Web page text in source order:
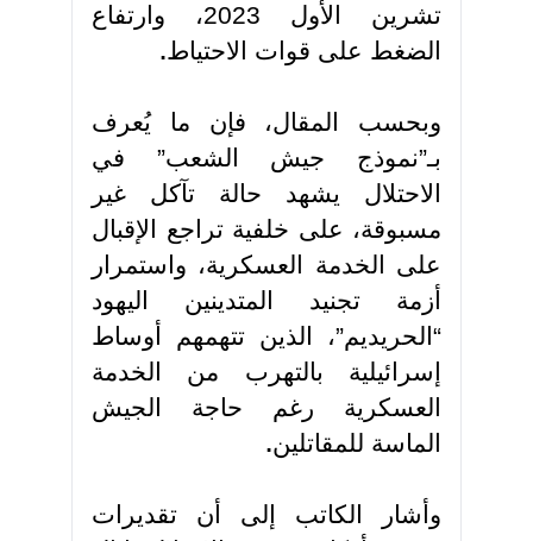
تشرين الأول 2023، وارتفاع
الضغط على قوات الاحتياط.
وبحسب المقال، فإن ما يُعرف
بـ”نموذج جيش الشعب” في
الاحتلال يشهد حالة تآكل غير
مسبوقة، على خلفية تراجع الإقبال
على الخدمة العسكرية، واستمرار
أزمة تجنيد المتدينين اليهود
“الحريديم”، الذين تتهمهم أوساط
إسرائيلية بالتهرب من الخدمة
العسكرية رغم حاجة الجيش
الماسة للمقاتلين.
وأشار الكاتب إلى أن تقديرات